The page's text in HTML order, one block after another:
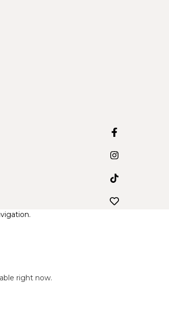
right now.